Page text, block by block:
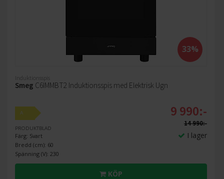
33%
Induktionsspis
Smeg C6IMMBT2 Induktionsspis med Elektrisk Ugn
A
PRODUKTBLAD
Färg: Svart
Bredd (cm): 60
Spänning (V): 230
9 990:-
14 990:-
I lager
KÖP